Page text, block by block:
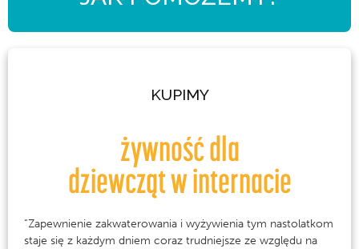
dzieci z najuboższych wiosek w okolicy
miejscowości Joypurhat pokryć koszty ich
KUPIMY
żywnośćdla
dziewcząt winternacie
“Zapewnienie zakwaterowania i wyżywienia tym nastolatkom
staje się z każdym dniem coraz trudniejsze ze względu na